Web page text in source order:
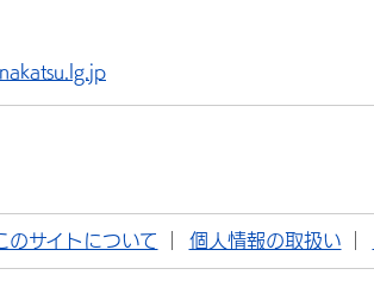
のサイトについて 個人情報の取扱い